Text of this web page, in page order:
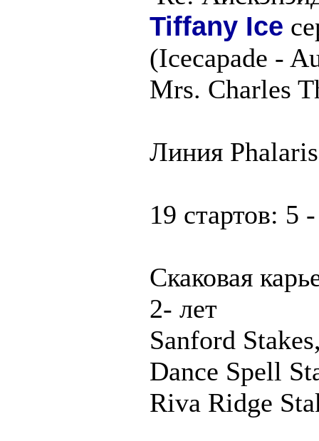
Tiffany Ice
(Icecapade -
Mrs. Charles
Линия
19 стартов: 5
Скаковая
2- лет
Sanford
Dance Spell
Riva Ridge